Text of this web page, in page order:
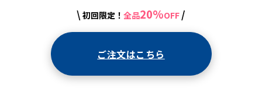
\ 初回限定！ 全品20%OFF /
ご注文はこちら